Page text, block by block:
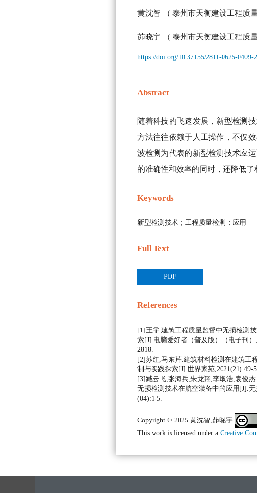
黄沈智 （ 泰州市天衡建设工程质
茆晓宇 （ 泰州市天衡建设工程质
https://doi.org/10.37155/2811-0625-0409-
Abstract
随着科技的飞速发展，新型检测
方法往往依赖于人工操作，不仅
波检测为代表的新型检测技术应
的准确性和效率的同时，还降低了
Keywords
新型检测技术；工程质量检测；应用
Full Text
PDF
References
[1]王霏.建筑工程质量监督中无损检测
索[J].电脑爱好者（普及版）（电子刊）
2818.
[2]苏红,马东芹.建筑材料检测在建筑工
制与实践探索[J].世界家苑,2021(21):49-
[3]臧云飞,张海兵,朱龙翔,李取浩,袁俊
无损检测技术在航空装备中的应用[J].无
(04):1-5.
Copyright © 2025 黄沈智,茆晓宇
This work is licensed under a Creative